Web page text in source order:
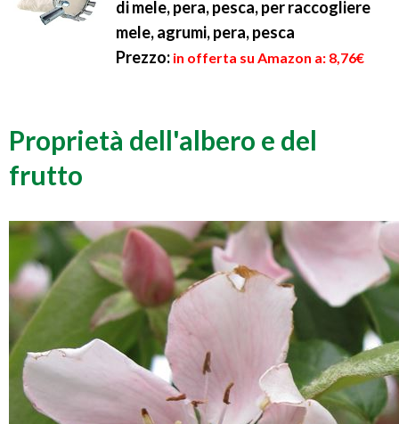
di mele, pera, pesca, per raccogliere
mele, agrumi, pera, pesca
Prezzo: in offerta su Amazon a: 8,76€
Proprietà dell'albero e del
frutto